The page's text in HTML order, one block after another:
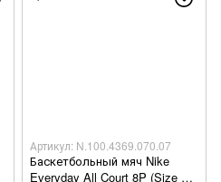
Артикул: N.100.4369.070.07
Баскетбольный мяч Nike
Everyday All Court 8P (Size 7)